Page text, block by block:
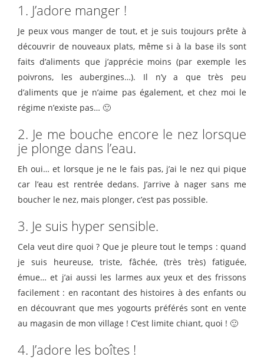
1. J’adore manger !
Je peux vous manger de tout, et je suis toujours prête à
découvrir de nouveaux plats, même si à la base ils sont
faits d’aliments que j’apprécie moins (par exemple les
poivrons, les aubergines…). Il n’y a que très peu
d’aliments que je n’aime pas également, et chez moi le
régime n’existe pas… 🙂
2. Je me bouche encore le nez lorsque
je plonge dans l’eau.
Eh oui… et lorsque je ne le fais pas, j’ai le nez qui pique
car l’eau est rentrée dedans. J’arrive à nager sans me
boucher le nez, mais plonger, c’est pas possible.
3. Je suis hyper sensible.
Cela veut dire quoi ? Que je pleure tout le temps : quand
je suis heureuse, triste, fâchée, (très très) fatiguée,
émue… et j’ai aussi les larmes aux yeux et des frissons
facilement : en racontant des histoires à des enfants ou
en découvrant que mes yogourts préférés sont en vente
au magasin de mon village ! C’est limite chiant, quoi ! 🙂
4. J’adore les boîtes !